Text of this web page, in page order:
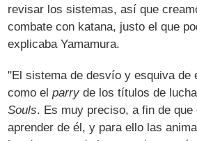
revisar los sistemas, así que
combate con katana, justo el que
explicaba Yamamura.
"El sistema de desvío y esquiva de
como elparry de los títulos de
Souls. Es muy preciso, a fin de que
aprender de él, y para ello las